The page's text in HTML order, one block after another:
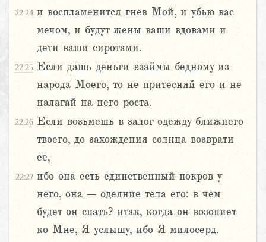
22:24 и воспламенится гнев Мой, и убью вас
мечом, и будут жены ваши вдовами и
дети ваши сиротами.
22:25 Если дашь деньги взаймы бедному из
народа Моего, то не притесняй его и не
налагай на него роста.
22:26 Если возьмешь в залог одежду ближнего
твоего, до захождения солнца возврати
ее,
22:27 ибо она есть единственный покров у
него, она – одеяние тела его: в чем
будет он спать? итак, когда он возопиет
ко Мне, Я услышу, ибо Я милосерд.